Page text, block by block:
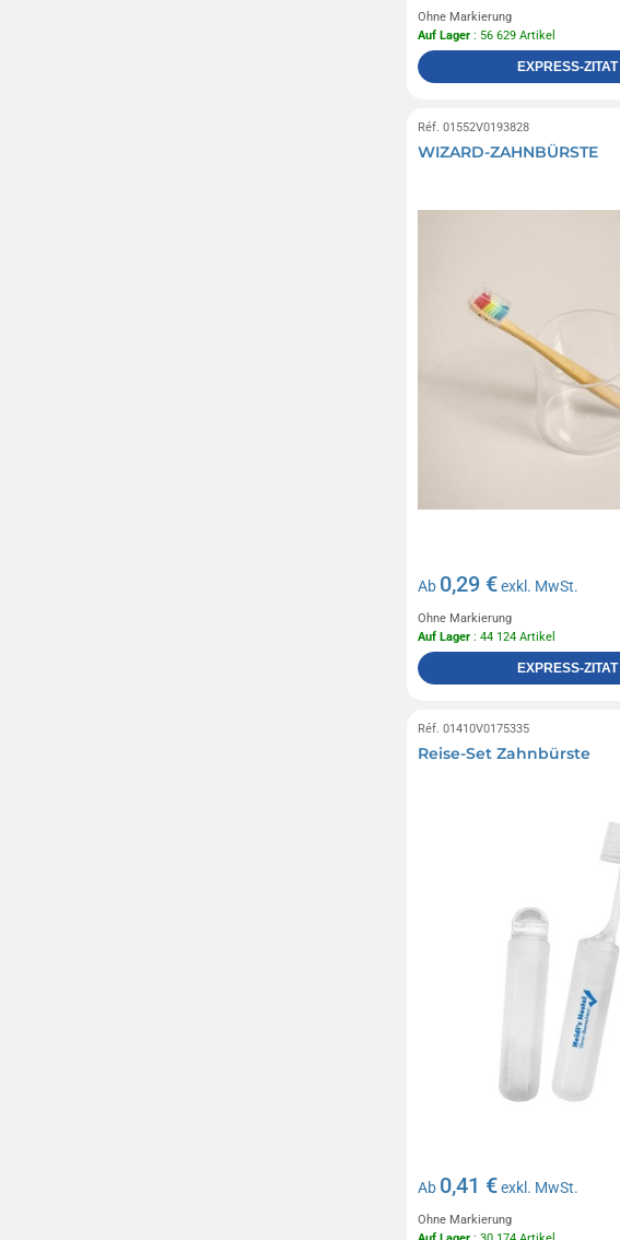
Ohne Markierung
Auf Lager : 56 629 Artikel
EXPRESS-ZITAT
Réf. 01552V0193828
WIZARD-ZAHNBÜRSTE
Ab 0,29 €exkl. MwSt.
Ohne Markierung
Auf Lager : 44 124 Artikel
EXPRESS-ZITAT
Réf. 01410V0175335
Reise-Set Zahnbürste
Ab 0,41 €exkl. MwSt.
Ohne Markierung